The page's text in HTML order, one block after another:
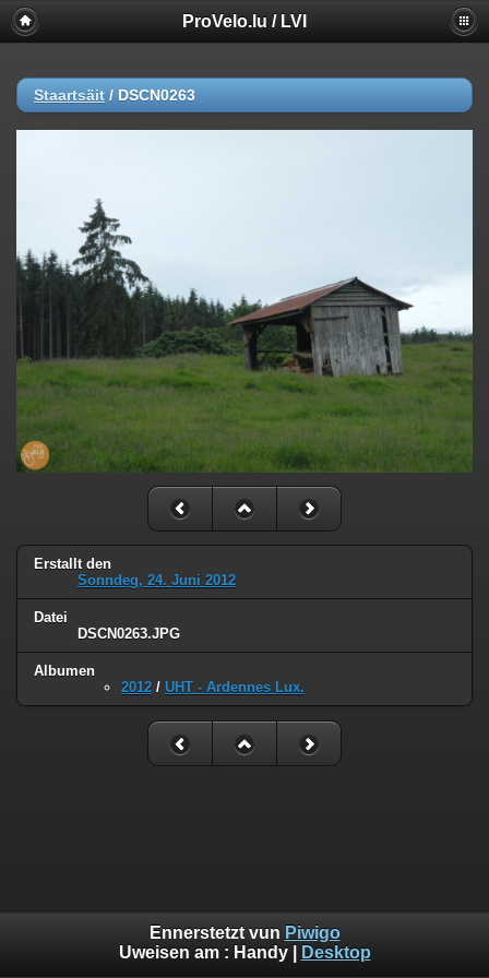
ProVelo.lu / LVI
Staartsäit / DSCN0263
Erstallt den
Sonndeg, 24. Juni 2012
Datei
DSCN0263.JPG
Albumen
2012 / UHT - Ardennes Lux.
Ennerstetzt vun Piwigo
Uweisen am : Handy| Desktop